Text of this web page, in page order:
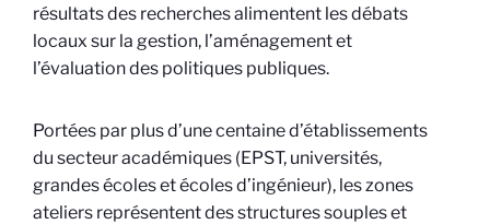
résultats des recherches alimentent les débats
locaux sur la gestion, l’aménagement et
l’évaluation des politiques publiques.
Portées par plus d’une centaine d’établissements
du secteur académiques (EPST, universités,
grandes écoles et écoles d’ingénieur), les zones
ateliers représentent des structures souples et